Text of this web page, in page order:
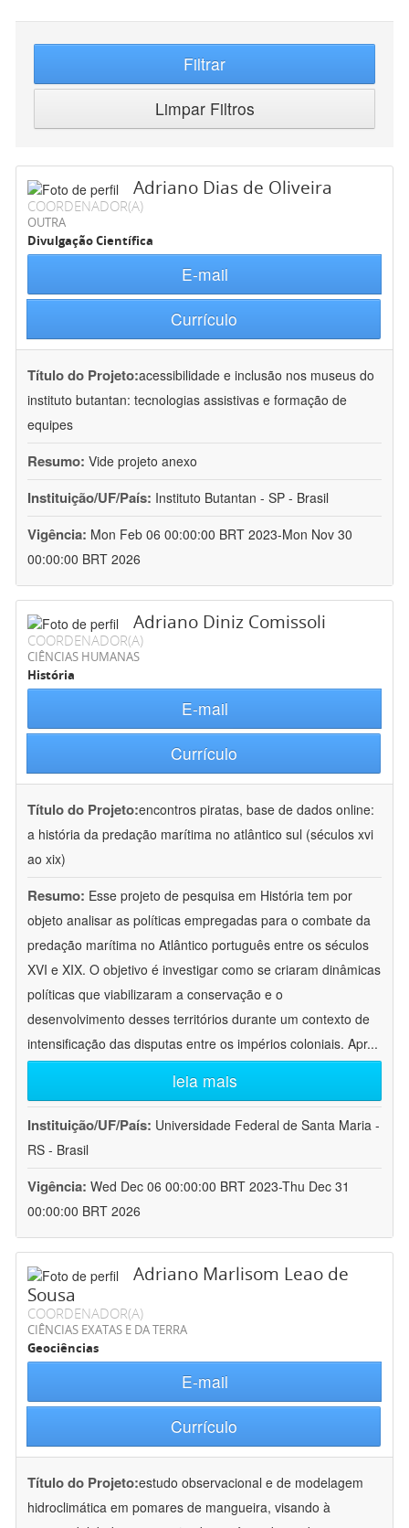
Filtrar
Limpar Filtros
Adriano Dias de Oliveira
COORDENADOR(A)
OUTRA
Divulgação Científica
E-mail
Currículo
Título do Projeto:acessibilidade e inclusão nos museus do
instituto butantan: tecnologias assistivas e formação de
equipes
Resumo: Vide projeto anexo
Instituição/UF/País: Instituto Butantan - SP - Brasil
Vigência: Mon Feb 06 00:00:00 BRT 2023-Mon Nov 30
00:00:00 BRT 2026
Adriano Diniz Comissoli
COORDENADOR(A)
CIÊNCIAS HUMANAS
História
E-mail
Currículo
Título do Projeto:encontros piratas, base de dados online:
a história da predação marítima no atlântico sul (séculos xvi
ao xix)
Resumo: Esse projeto de pesquisa em História tem por
objeto analisar as políticas empregadas para o combate da
predação marítima no Atlântico português entre os séculos
XVI e XIX. O objetivo é investigar como se criaram dinâmicas
políticas que viabilizaram a conservação e o
desenvolvimento desses territórios durante um contexto de
intensificação das disputas entre os impérios coloniais. Apr...
leia mais
Instituição/UF/País: Universidade Federal de Santa Maria -
RS - Brasil
Vigência: Wed Dec 06 00:00:00 BRT 2023-Thu Dec 31
00:00:00 BRT 2026
Adriano Marlisom Leao de
Sousa
COORDENADOR(A)
CIÊNCIAS EXATAS E DA TERRA
Geociências
E-mail
Currículo
Título do Projeto:estudo observacional e de modelagem
hidroclimática em pomares de mangueira, visando à